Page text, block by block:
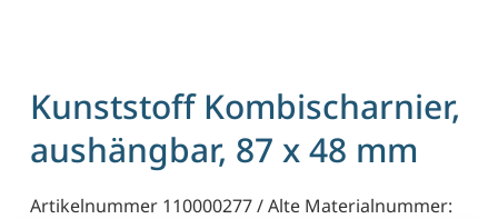
Kunststoff Kombischarnier,
aushängbar, 87 x 48 mm
Artikelnummer 110000277 / Alte Materialnummer: